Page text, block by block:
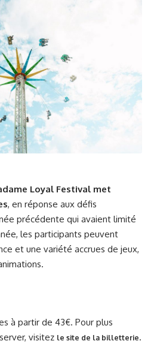
Loyal Festival met
, en réponse aux défis
précédente qui avaient limité
les participants peuvent
et une variété accrues de jeux,
à partir de 43€. Pour plus
visitez le site de la billetterie.